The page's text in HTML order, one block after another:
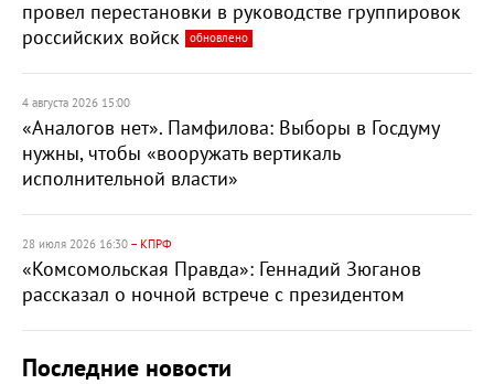
провел перестановки в руководстве группировок
российских войск
обновлено
4 августа 2026 15:00
«Аналогов нет». Памфилова: Выборы в Госдуму
нужны, чтобы «вооружать вертикаль
исполнительной власти»
28 июля 2026 16:30 – КПРФ
«Комсомольская Правда»: Геннадий Зюганов
рассказал о ночной встрече с президентом
Последние новости